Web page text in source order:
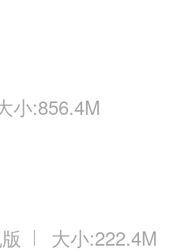
得
小:856.4M
大小:222.4M